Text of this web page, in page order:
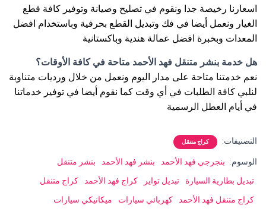
اسعارنا رخيصة جدا ونقوم في تصليح وصيانة وتوفير كافة قطع
الغيار ونعمل أيضا في فك وتبديل القطع بحرفية وباستخدام افضل
المعدات وبخبرة افضل عمالة هندية وباكستانية
هل خدمة بنشر متنقل فهد الأحمد متاحة في كافة الأوقات؟
نعم خدمتنا متاحة على مدار اليوم ونعمل من خلال ورديات متناوبة
لنلبي كافة الطلبات في أي وقت كما نقوم أيضا في توفير خدماتنا
في أيام العطل الرسمية
التصنيفات: كراج متنقل
الوسوم: بنجرجي فهد الأحمد بنشر فهد الأحمد
بنشر متنقل
تبديل بطارية السيارة
تبديل تواير كراج فهد الأحمد
كراج متنقل
كراج متنقل فهد الأحمد
كهربائي سيارات ميكانيكي سيارات